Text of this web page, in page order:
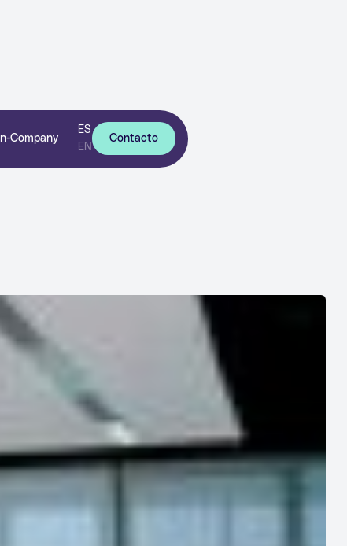
In-Company
ES
EN
Contacto